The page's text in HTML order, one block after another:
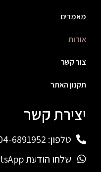
מאמרים
אודות
צור קשר
תקנון האתר
יצירת קשר
טלפון: 04-6891952
שלחו הודעת WhatsApp